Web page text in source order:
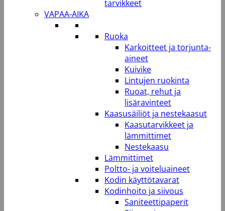
tarvikkeet
VAPAA-AIKA
Ruoka
Karkoitteet ja torjunta-
aineet
Kuivike
Lintujen ruokinta
Ruoat, rehut ja
lisäravinteet
Kaasusäiliöt ja nestekaasut
Kaasutarvikkeet ja
lämmittimet
Nestekaasu
Lämmittimet
Poltto- ja voiteluaineet
Kodin käyttötavarat
Kodinhoito ja siivous
Saniteettipaperit